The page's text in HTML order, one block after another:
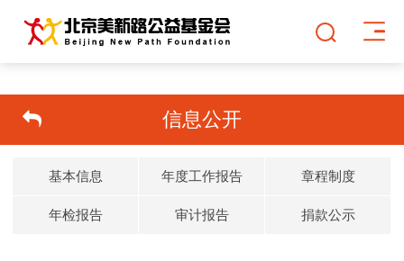
信息公开
基本信息 年度工作报告 章程制度
年检报告 审计报告 捐款公示